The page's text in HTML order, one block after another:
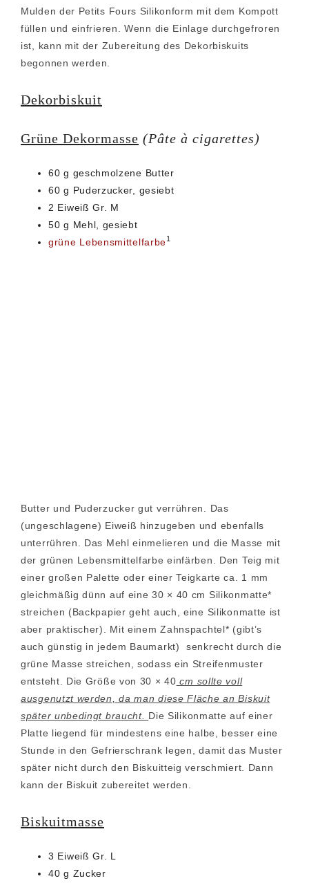
Mulden der Petits Fours Silikonform mit dem Kompott
füllen und einfrieren. Wenn die Einlage durchgefroren
ist, kann mit der Zubereitung des Dekorbiskuits
begonnen werden.
Dekorbiskuit
Grüne Dekormasse (Pâte à cigarettes)
60 g geschmolzene Butter
60 g Puderzucker, gesiebt
2 Eiweiß Gr. M
50 g Mehl, gesiebt
grüne Lebensmittelfarbe1
Butter und Puderzucker gut verrühren. Das
(ungeschlagene) Eiweiß hinzugeben und ebenfalls
unterrühren. Das Mehl einmelieren und die Masse mit
der grünen Lebensmittelfarbe einfärben. Den Teig mit
einer großen Palette oder einer Teigkarte ca. 1 mm
gleichmäßig dünn auf eine 30 × 40 cm Silikonmatte*
streichen (Backpapier geht auch, eine Silikonmatte ist
aber praktischer). Mit einem Zahnspachtel* (gibt’s
auch günstig in jedem Baumarkt) senkrecht durch die
grüne Masse streichen, sodass ein Streifenmuster
entsteht. Die Größe von 30 × 40 cm sollte voll
ausgenutzt werden, da man diese Fläche an Biskuit
später unbedingt braucht. Die Silikonmatte auf einer
Platte liegend für mindestens eine halbe, besser eine
Stunde in den Gefrierschrank legen, damit das Muster
später nicht durch den Biskuitteig verschmiert. Dann
kann der Biskuit zubereitet werden.
Biskuitmasse
3 Eiweiß Gr. L
40 g Zucker